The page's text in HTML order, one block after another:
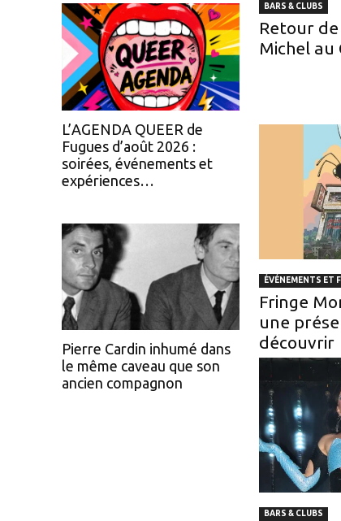
L’AGENDA QUEER de
Fugues d’août 2026 :
soirées, événements et
expériences…
Pierre Cardin inhumé dans
le même caveau que son
ancien compagnon
BARS & CLUBS
Retour
Michel au
ÉVÉNEMENTS ET
Fringe
une
découvrir
BARS & CLUBS